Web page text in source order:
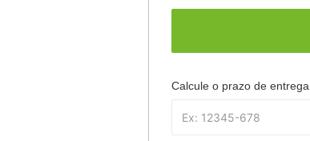
Calcule o prazo de entrega